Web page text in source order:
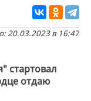
20.03.2023 в 16:47
стартовал
отдаю